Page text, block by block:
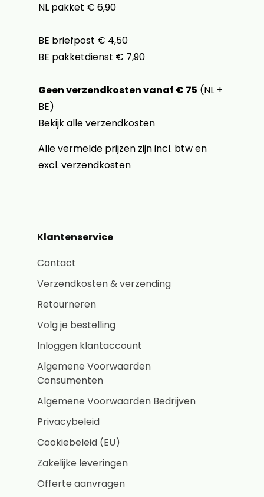
NL pakket € 6,90
BE briefpost € 4,50
BE pakketdienst € 7,90
Geen verzendkosten vanaf € 75 (NL +
BE)
Bekijk alle verzendkosten
Alle vermelde prijzen zijn incl. btw en
excl. verzendkosten
Klantenservice
Contact
Verzendkosten & verzending
Retourneren
Volg je bestelling
Inloggen klantaccount
Algemene Voorwaarden
Consumenten
Algemene Voorwaarden Bedrijven
Privacybeleid
Cookiebeleid (EU)
Zakelijke leveringen
Offerte aanvragen